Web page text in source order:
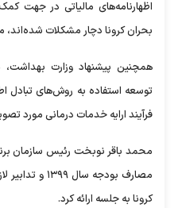
اظهارنامه‌های مالیاتی در جهت
بحران کرونا دچار مشکلات شده‌اند،
همچنین پیشنهاد وزارت
توسعه استفاده به روش‌های تبادل
فرآیند ارایه خدمات درمانی مورد
محمد باقر نوبخت رئیس سازمان
مصارف بودجه
کرونا به جلسه ارائه کرد.